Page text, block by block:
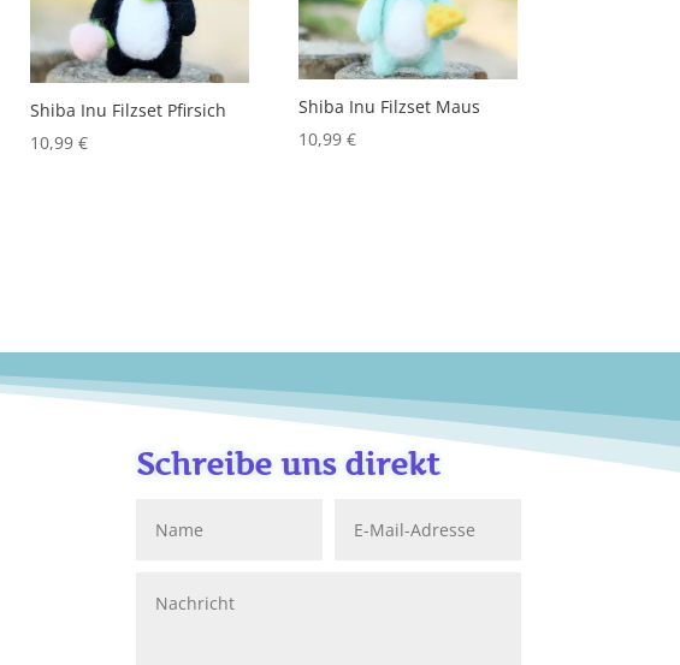
Shiba Inu Filzset Pfirsich
10,99 €
Shiba Inu Filzset Maus
10,99 €
Schreibe uns direkt